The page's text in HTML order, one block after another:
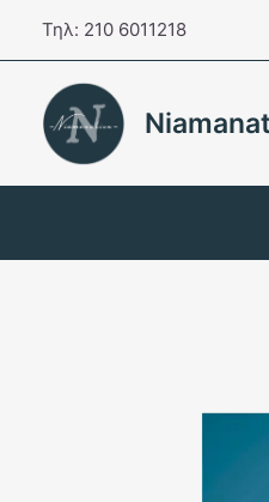
περιεχόμενο
Τηλ: 210 6011218